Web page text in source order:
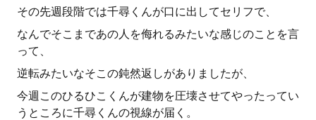
その先週段階では千尋くんが口に出してセリフで、
なんでそこまであの人を侮れるみたいな感じのことを言
って、
逆転みたいなそこの鈍然返しがありましたが、
今週このひるひこくんが建物を圧壊させてやったってい
うところに千尋くんの視線が届く。